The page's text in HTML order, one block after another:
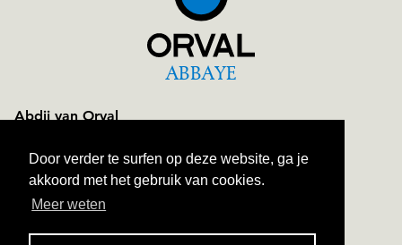
Door verder te surfen op deze website, ga je
akkoord met het gebruik van cookies.
Meer weten
ABBAYE
Abdij van Orval
B-6823 Villers-devant-Orval
+ 32 61 31 10 60
NAVIGATION
TOEGANG SITEMAP